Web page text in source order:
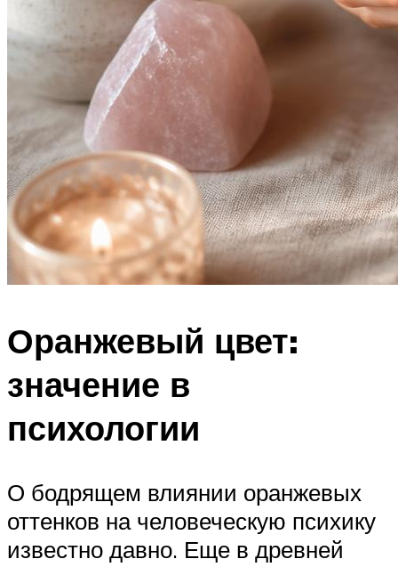
Оранжевый цвет:
значение в
психологии
О бодрящем влиянии оранжевых
оттенков на человеческую психику
известно давно. Еще в древней